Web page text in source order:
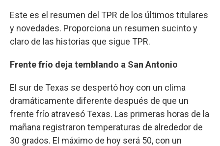
Este es el resumen del TPR de los últimos titulares
y novedades. Proporciona un resumen sucinto y
claro de las historias que sigue TPR.
Frente frío deja temblando a San Antonio
El sur de Texas se despertó hoy con un clima
dramáticamente diferente después de que un
frente frío atravesó Texas. Las primeras horas de la
mañana registraron temperaturas de alrededor de
30 grados. El máximo de hoy será 50, con un